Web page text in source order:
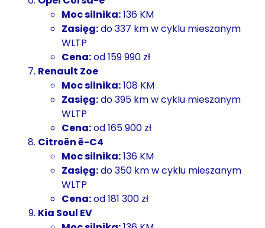
Moc silnika:136 KM
Zasięg:do 337 km w cyklu mieszanym
WLTP
Cena:od 159 990 zł
Renault Zoe
Moc silnika:108 KM
Zasięg:do 395 km w cyklu mieszanym
WLTP
Cena:od 165 900 zł
Citroën ë-C4
Moc silnika:136 KM
Zasięg:do 350 km w cyklu mieszanym
WLTP
Cena:od 181 300 zł
Kia Soul EV